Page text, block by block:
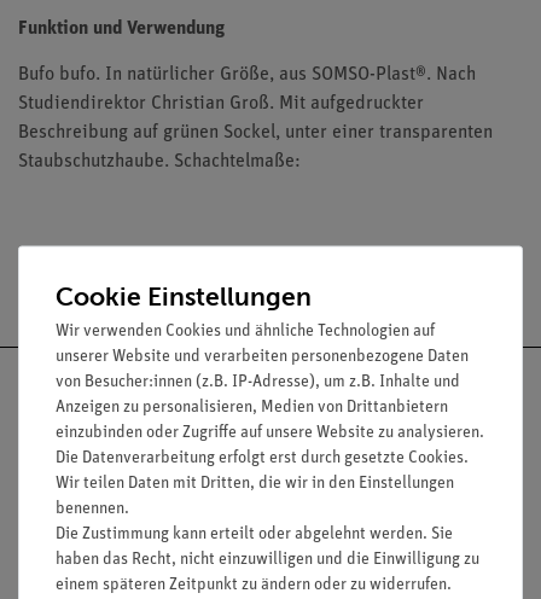
Funktion und Verwendung
Bufo bufo. In natürlicher Größe, aus SOMSO-Plast®. Nach
Studiendirektor Christian Groß. Mit aufgedruckter
Beschreibung auf grünen Sockel, unter einer transparenten
Staubschutzhaube. Schachtelmaße:
Nach oben
Informationen Service
Cookie Einstellungen
Wir verwenden Cookies und ähnliche Technologien auf
unserer Website und verarbeiten personenbezogene Daten
von Besucher:innen (z.B. IP-Adresse), um z.B. Inhalte und
Anzeigen zu personalisieren, Medien von Drittanbietern
einzubinden oder Zugriffe auf unsere Website zu analysieren.
Die Datenverarbeitung erfolgt erst durch gesetzte Cookies.
Wir teilen Daten mit Dritten, die wir in den Einstellungen
benennen.
Die Zustimmung kann erteilt oder abgelehnt werden. Sie
haben das Recht, nicht einzuwilligen und die Einwilligung zu
einem späteren Zeitpunkt zu ändern oder zu widerrufen.